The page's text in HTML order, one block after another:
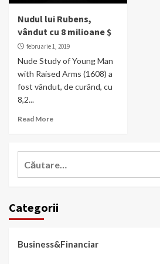
Nudul lui Rubens,
vândut cu 8 milioane $
februarie 1, 2019
Nude Study of Young Man
with Raised Arms (1608) a
fost vândut, de curând, cu
8,2...
Read More
Categorii
Business&Financiar